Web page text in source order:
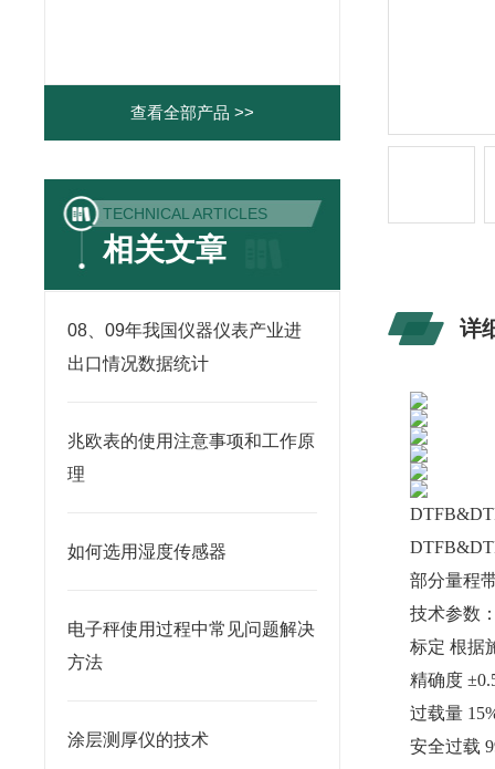
查看全部产品 >>
TECHNICAL ARTICLES
相关文章
08、09年我国仪器仪表产业进
出口情况数据统计
兆欧表的使用注意事项和工作原
理
如何选用湿度传感器
电子秤使用过程中常见问题解决
方法
涂层测厚仪的技术
详
部分量程
技术参数
标定 根据
精确度
过载量
安全过载